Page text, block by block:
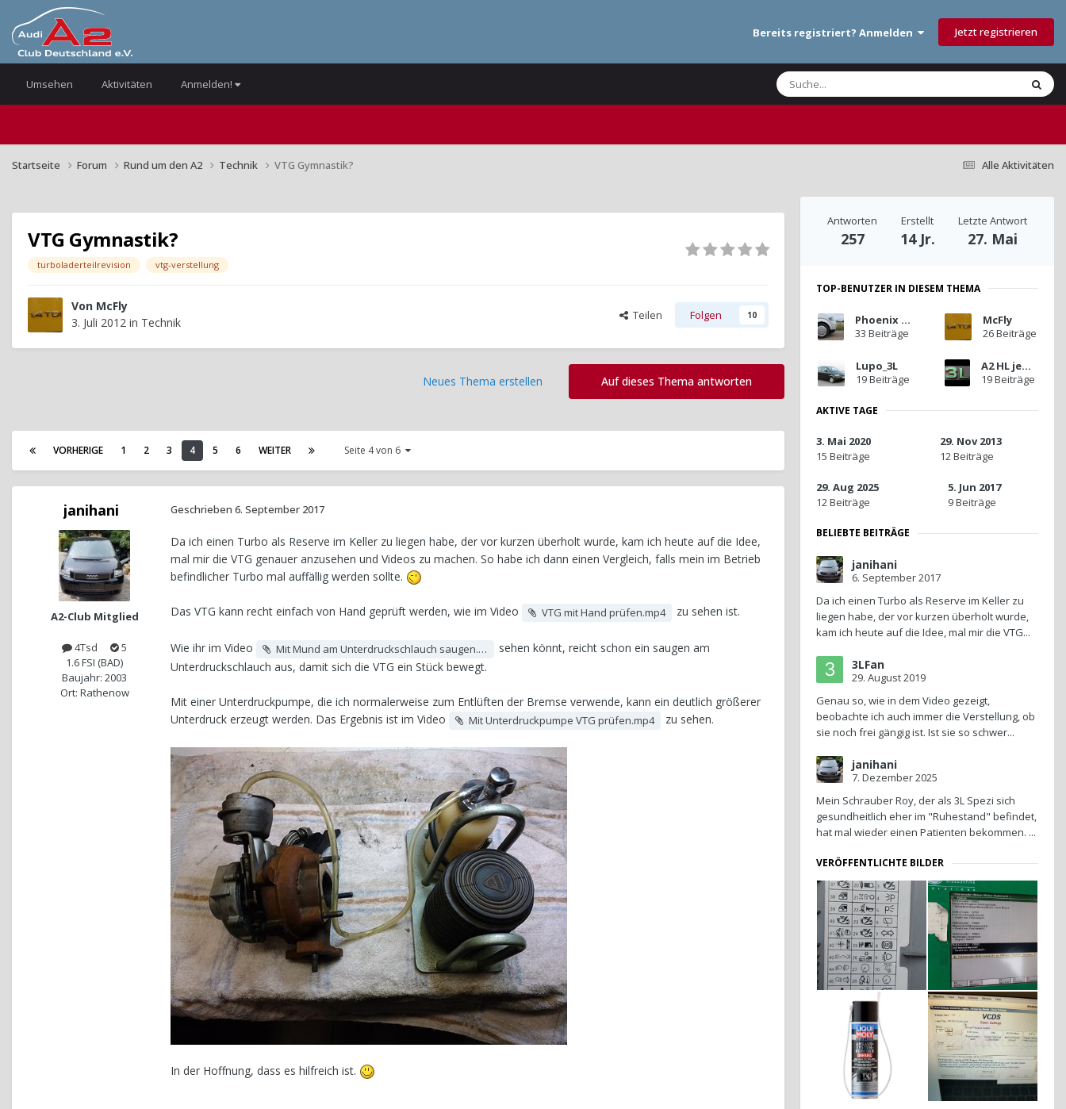
Bereits registriert? Anmelden Jetzt registrieren
Umsehen Aktivitäten Anmelden!
Alle Aktivitäten
Startseite Forum Rund um den A2 Technik VTG Gymnastik?
VTG Gymnastik?
turboladerteilrevision vtg-verstellung
Von McFly
3. Juli 2012 in Technik Teilen Folgen 10
Auf dieses Thema antworten
Neues Thema erstellen
VORHERIGE 1 2 3 4 5 6 WEITER Seite 4 von 6
janihani
A2-Club Mitglied
4Tsd
5
1.6 FSI (BAD)
Baujahr: 2003
Ort: Rathenow
Geschrieben 6. September 2017
Da ich einen Turbo als Reserve im Keller zu liegen habe, der vor kurzen überholt wurde, kam ich heute auf die Idee,
mal mir die VTG genauer anzusehen und Videos zu machen. So habe ich dann einen Vergleich, falls mein im Betrieb
befindlicher Turbo mal auffällig werden sollte.
Das VTG kann recht einfach von Hand geprüft werden, wie im Video VTG mit Hand prüfen.mp4 zu sehen ist.
Wie ihr im Video Mit Mund am Unterdruckschlauch saugen.mp4
sehen könnt, reicht schon ein saugen am
Unterdruckschlauch aus, damit sich die VTG ein Stück bewegt.
Mit einer Unterdruckpumpe, die ich normalerweise zum Entlüften der Bremse verwende, kann ein deutlich größerer
Unterdruck erzeugt werden. Das Ergebnis ist im Video
Mit Unterdruckpumpe VTG prüfen.mp4 zu sehen.
In der Hoffnung, dass es hilfreich ist.
Antworten
257
Erstellt
14 Jr.
Letzte Antwort
27. Mai
TOP-BENUTZER IN DIESEM THEMA
Phoenix A2
33 Beiträge
McFly
26 Beiträge
Lupo_3L
19 Beiträge
A2 HL jense
19 Beiträge
AKTIVE TAGE
3. Mai 2020
15 Beiträge
29. Nov 2013
12 Beiträge
29. Aug 2025
12 Beiträge
5. Jun 2017
9 Beiträge
BELIEBTE BEITRÄGE
janihani
6. September 2017
Da ich einen Turbo als Reserve im Keller zu
liegen habe, der vor kurzen überholt wurde,
kam ich heute auf die Idee, mal mir die VTG...
3LFan
29. August 2019
Genau so, wie in dem Video gezeigt,
beobachte ich auch immer die Verstellung, ob
sie noch frei gängig ist. Ist sie so schwer...
janihani
7. Dezember 2025
Mein Schrauber Roy, der als 3L Spezi sich
gesundheitlich eher im "Ruhestand" befindet,
hat mal wieder einen Patienten bekommen. ...
VERÖFFENTLICHTE BILDER